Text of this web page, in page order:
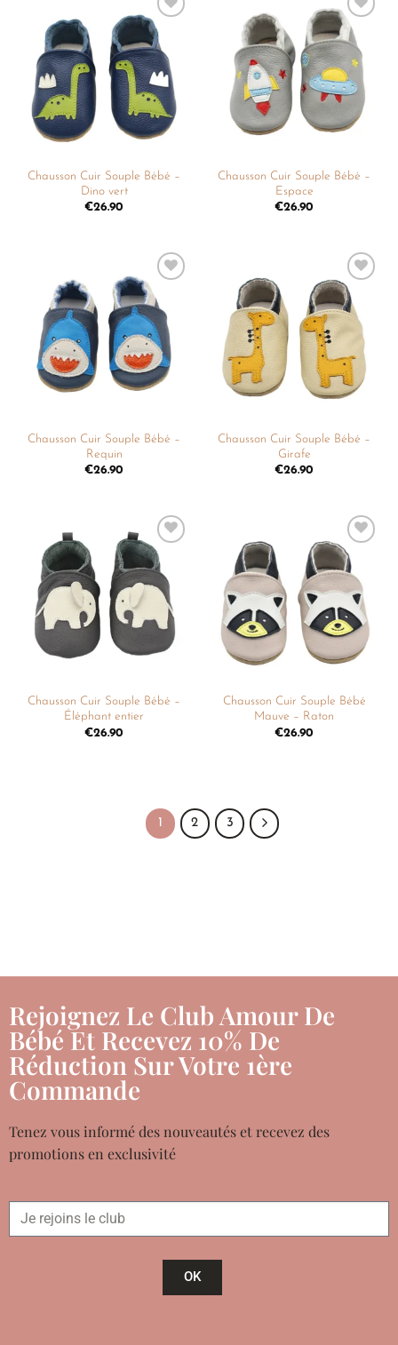
Ajouter
à la
liste de
souhaits
Chausson Cuir Souple Bébé –
Dino vert
€26.90
Ajouter
à la
liste de
souhaits
Chausson Cuir Souple Bébé –
Espace
€26.90
Ajouter
à la
liste de
souhaits
Chausson Cuir Souple Bébé –
Requin
€26.90
Ajouter
à la
liste de
Chausson Cuir Souple Bébé –
Girafe
€26.90
Ajouter
à la
liste de
souhaits
Chausson Cuir Souple Bébé –
Éléphant entier
€26.90
Ajouter
à la
liste de
souhaits
Chausson Cuir Souple Bébé
Mauve – Raton
€26.90
1 2 3
Rejoignez Le Club Amour De
Bébé Et Recevez 10% De
Réduction Sur Votre 1ère
Commande
Tenez vous informé des nouveautés et recevez des
promotions en exclusivité
OK